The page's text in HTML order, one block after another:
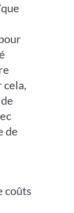
de
coûts